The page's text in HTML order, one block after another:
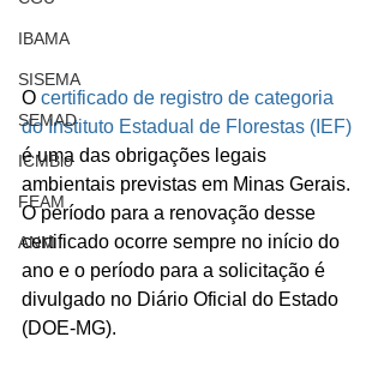
IBAMA
SISEMA
SEMAD
ICMBio
FEAM
ANM
O certificado de registro de categoria
do Instituto Estadual de Florestas (IEF)
é uma das obrigações legais
ambientais previstas em Minas Gerais.
O período para a renovação desse
certificado ocorre sempre no início do
ano e o período para a solicitação é
divulgado no Diário Oficial do Estado
(DOE-MG).